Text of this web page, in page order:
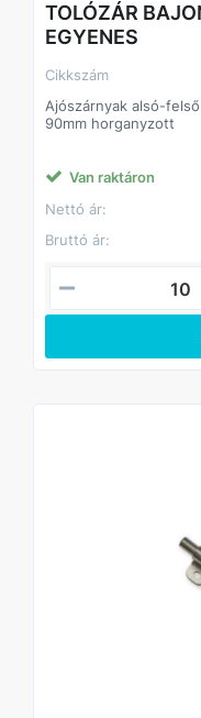
TOLÓZÁR
EGYENES
Cikkszám
Ajószárnyak alsó-
90mm horganyzott
Van raktáron
Nettó ár:
Bruttó ár: